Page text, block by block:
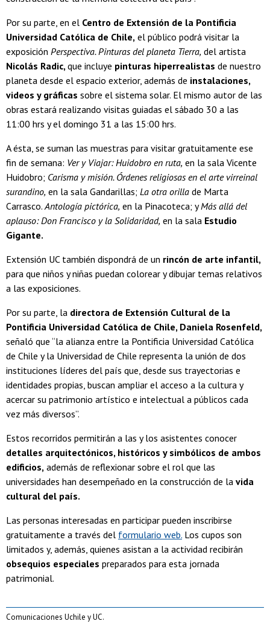
Por su parte, en el Centro de Extensión de la Pontificia
Universidad Católica de Chile, el público podrá visitar la
exposición Perspectiva. Pinturas del planeta Tierra, del artista
Nicolás Radic,que incluye pinturas hiperrealistas de nuestro
planeta desde el espacio exterior, además de instalaciones,
videos y gráficas sobre el sistema solar. El mismo autor de las
obras estará realizando visitas guiadas el sábado 30 a las
11:00 hrs y el domingo 31 a las 15:00 hrs.
A ésta, se suman las muestras para visitar gratuitamente ese
fin de semana: Ver y Viajar: Huidobro en ruta, en la sala Vicente
Huidobro; Carisma y misión. Órdenes religiosas en el arte virreinal
surandino, en la sala Gandarillas; La otra orilla de Marta
Carrasco.Antología pictórica, en la Pinacoteca; yMás allá del
aplauso: Don Francisco y la Solidaridad, en la sala Estudio
Gigante.
Extensión UC también dispondrá de un rincón de arte infantil,
para que niños y niñas puedan colorear y dibujar temas relativos
a las exposiciones.
Por su parte, la directora de Extensión Cultural de la
Pontificia Universidad Católica de Chile, Daniela Rosenfeld,
señaló que “la alianza entre la Pontificia Universidad Católica
de Chile y la Universidad de Chile representa la unión de dos
instituciones líderes del país que, desde sus trayectorias e
identidades propias, buscan ampliar el acceso a la cultura y
acercar su patrimonio artístico e intelectual a públicos cada
vez más diversos”.
Estos recorridos permitirán a las y los asistentes conocer
detalles arquitectónicos, históricos y simbólicos de ambos
edificios, además de reflexionar sobre el rol que las
universidades han desempeñado en la construcción de la vida
cultural del país.
Las personas interesadas en participar pueden inscribirse
gratuitamente a través del formulario web. Los cupos son
limitados y, además, quienes asistan a la actividad recibirán
obsequios especiales preparados para esta jornada
patrimonial.
Comunicaciones Uchile y UC.